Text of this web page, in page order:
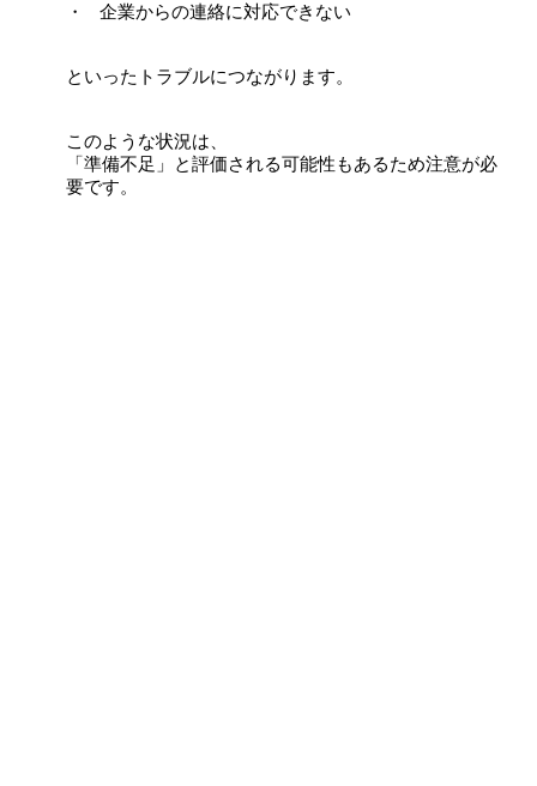
企業からの連絡に対応できない
といったトラブルにつながります。
このような状況は、
「準備不足」と評価される可能性もあるため注意が必
要です。